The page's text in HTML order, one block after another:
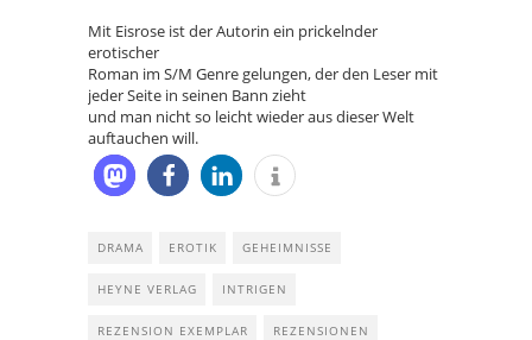
Mit Eisrose ist der Autorin ein prickelnder
erotischer
Roman im S/M Genre gelungen, der den Leser mit
jeder Seite in seinen Bann zieht
und man nicht so leicht wieder aus dieser Welt
auftauchen will.
DRAMA EROTIK GEHEIMNISSE
HEYNE VERLAG INTRIGEN
REZENSION EXEMPLAR REZENSIONEN